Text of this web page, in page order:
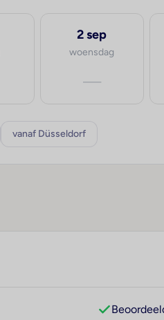
2 sep
woensdag
—
vanaf Düsseldorf